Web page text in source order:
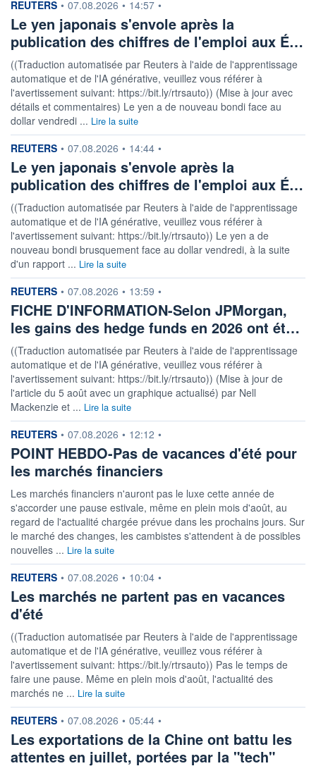
information fournie par
REUTERS • 07.08.2026 • 14:57 •
Le yen japonais s'envole après la
publication des chiffres de l'emploi aux É…
((Traduction automatisée par Reuters à l'aide de l'apprentissage
automatique et de l'IA générative, veuillez vous référer à
l'avertissement suivant: https://bit.ly/rtrsauto)) (Mise à jour avec
détails et commentaires) Le yen a de nouveau bondi face au
dollar vendredi ... Lire la suite
information fournie par
REUTERS • 07.08.2026 • 14:44 •
Le yen japonais s'envole après la
publication des chiffres de l'emploi aux É…
((Traduction automatisée par Reuters à l'aide de l'apprentissage
automatique et de l'IA générative, veuillez vous référer à
l'avertissement suivant: https://bit.ly/rtrsauto)) Le yen a de
nouveau bondi brusquement face au dollar vendredi, à la suite
d'un rapport ... Lire la suite
information fournie par
REUTERS • 07.08.2026 • 13:59 •
FICHE D'INFORMATION-Selon JPMorgan,
les gains des hedge funds en 2026 ont ét…
((Traduction automatisée par Reuters à l'aide de l'apprentissage
automatique et de l'IA générative, veuillez vous référer à
l'avertissement suivant: https://bit.ly/rtrsauto)) (Mise à jour de
l'article du 5 août avec un graphique actualisé) par Nell
Mackenzie et ... Lire la suite
information fournie par
REUTERS • 07.08.2026 • 12:12 •
POINT HEBDO-Pas de vacances d'été pour
les marchés financiers
Les marchés financiers n'auront pas le luxe cette année de
s'accorder une pause estivale, même en plein mois d'août, au
regard de l'actualité chargée prévue dans les prochains jours. Sur
le marché des changes, les cambistes s'attendent à de possibles
nouvelles ... Lire la suite
information fournie par
REUTERS • 07.08.2026 • 10:04 •
Les marchés ne partent pas en vacances
d'été
((Traduction automatisée par Reuters à l'aide de l'apprentissage
automatique et de l'IA générative, veuillez vous référer à
l'avertissement suivant: https://bit.ly/rtrsauto)) Pas le temps de
faire une pause. Même en plein mois d'août, l'actualité des
marchés ne ... Lire la suite
information fournie par
REUTERS • 07.08.2026 • 05:44 •
Les exportations de la Chine ont battu les
attentes en juillet, portées par la "tech"